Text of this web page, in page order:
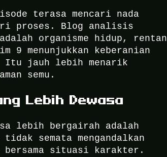
terasa mencari nada
proses. Blog analisis
organisme hidup, rentan
9 menunjukkan keberanian
Itu jauh lebih menarik
semu.
Lebih Dewasa
lebih bergairah adalah
semata mengandalkan
situasi karakter.